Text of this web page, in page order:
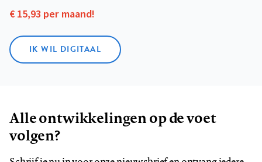
€ 15,93 per maand!
IK WIL DIGITAAL
Alle ontwikkelingen op de voet
volgen?